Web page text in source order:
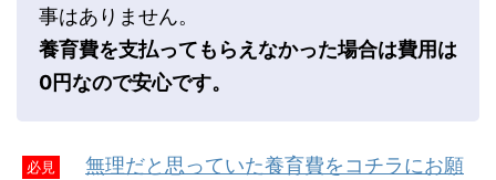
事はありません。
養育費を支払ってもらえなかった場合は費用は
0円なので安心です。
必見
無理だと思っていた養育費をコチラにお願